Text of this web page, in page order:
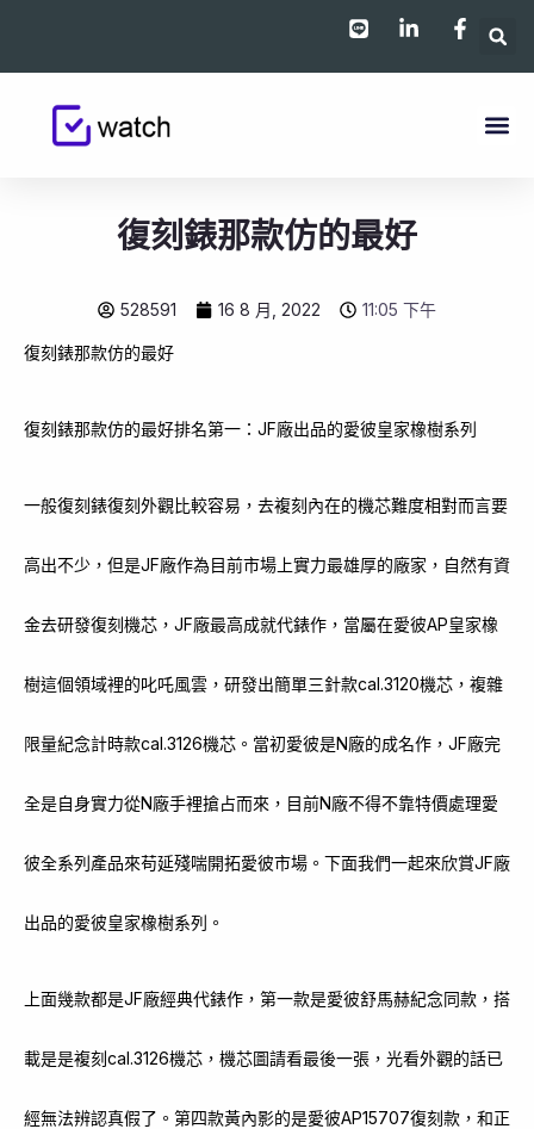
復刻錶那款仿的最好
528591 16 8 月, 2022 11:05 下午
復刻錶那款仿的最好
復刻錶那款仿的最好排名第一：JF廠出品的愛彼皇家橡樹系列
一般復刻錶復刻外觀比較容易，去複刻內在的機芯難度相對而言要
高出不少，但是JF廠作為目前市場上實力最雄厚的廠家，自然有資
金去研發復刻機芯，JF廠最高成就代錶作，當屬在愛彼AP皇家橡
樹這個領域裡的叱吒風雲，研發出簡單三針款cal.3120機芯，複雜
限量紀念計時款cal.3126機芯。當初愛彼是N廠的成名作，JF廠完
全是自身實力從N廠手裡搶占而來，目前N廠不得不靠特價處理愛
彼全系列產品來苟延殘喘開拓愛彼市場。下面我們一起來欣賞JF廠
出品的愛彼皇家橡樹系列。
上面幾款都是JF廠經典代錶作，第一款是愛彼舒馬赫紀念同款，搭
載是是複刻cal.3126機芯，機芯圖請看最後一張，光看外觀的話已
經無法辨認真假了。第四款黃內影的是愛彼AP15707復刻款，和正